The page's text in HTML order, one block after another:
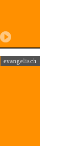
evangelisch